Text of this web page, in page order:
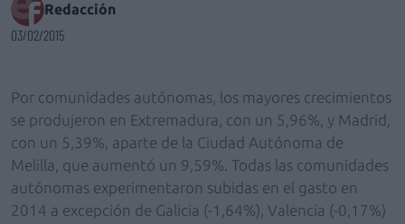
Redacción
03/02/2015
Por comunidades autónomas, los mayores crecimientos
se produjeron en Extremadura, con un 5,96%, y Madrid,
con un 5,39%, aparte de la Ciudad Autónoma de
Melilla, que aumentó un 9,59%. Todas las comunidades
autónomas experimentaron subidas en el gasto en
2014 a excepción de Galicia (-1,64%), Valencia (-0,17%)